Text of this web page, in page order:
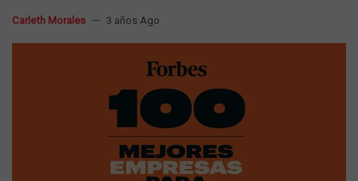
Carleth Morales 3 años Ago